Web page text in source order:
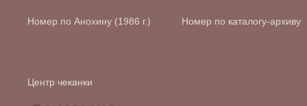
Номер по Анохину (1986 г.) Номер по каталогу-архиву
Центр чеканки